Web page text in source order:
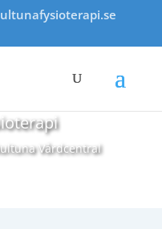
Vårdcentral